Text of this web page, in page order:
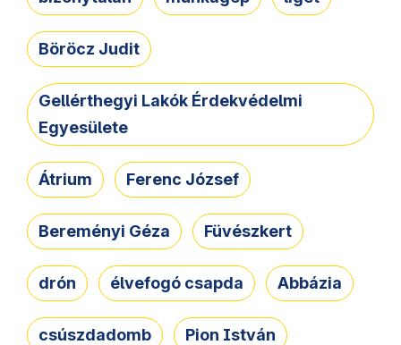
Böröcz Judit
Gellérthegyi Lakók Érdekvédelmi
Egyesülete
Átrium Ferenc József
Bereményi Géza Füvészkert
drón élvefogó csapda Abbázia
csúszdadomb Pion István